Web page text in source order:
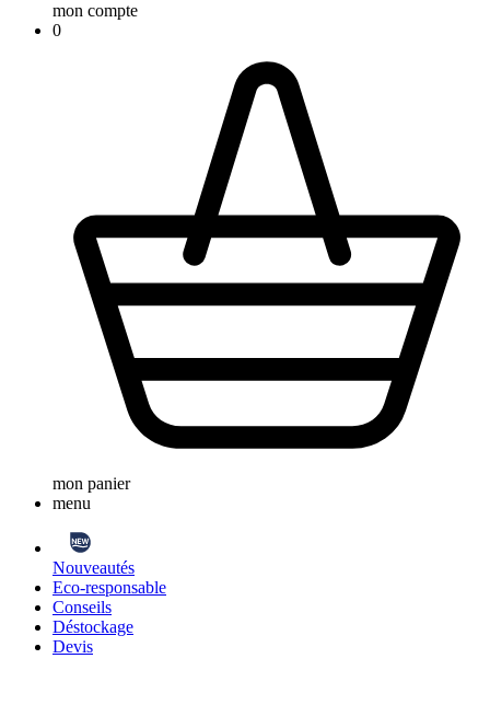
mon compte
0
mon panier
menu
Nouveautés
Eco-responsable
Conseils
Déstockage
Devis